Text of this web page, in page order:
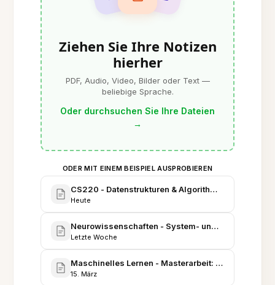
Ziehen Sie Ihre Notizen
hierher
PDF, Audio, Video, Bilder oder Text —
beliebige Sprache.
Oder durchsuchen Sie Ihre Dateien
→
ODER MIT EINEM BEISPIEL AUSPROBIEREN
CS220 - Datenstrukturen & Algorithmen:
Heute
Neurowissenschaften - System- und
Letzte Woche
Maschinelles Lernen - Masterarbeit:
15. März